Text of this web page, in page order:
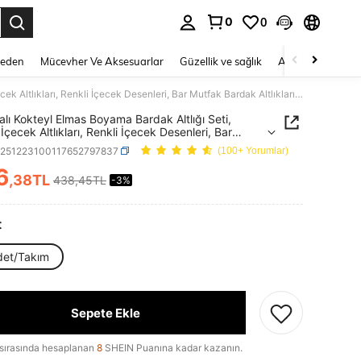
0 0
Mücevher Ve Aksesuarlar Güzellik ve sağlık Ayakkabı
8 Parçalı Kokteyl Elmas Boyama Bardak Altlığı Seti, Parlak İçecek Altlıkları, Renkli İçecek Desenleri, Bar Mutfak Bardak Altlıkları ve Tutacağı, Parti Dekorasyonu ve Hediyeler İçin Uygundur
Kokteyl Elmas Boyama Bardak Altlığı Seti,
Altlıkları, Renkli İçecek Desenleri, Bar
Bardak Altlıkları ve Tutacağı, Parti Dekorasyonu
İçin Uygundur
(100+ Yorumlar)
AND AVAILABILITY
,38TL 438,45TL -3%
Takım
Sepete Ekle
hesaplanan 8 SHEIN Puanına kadar kazanın.